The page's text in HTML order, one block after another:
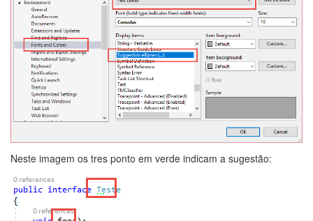
Neste imagem os tres ponto em verde indicam a sugestão: